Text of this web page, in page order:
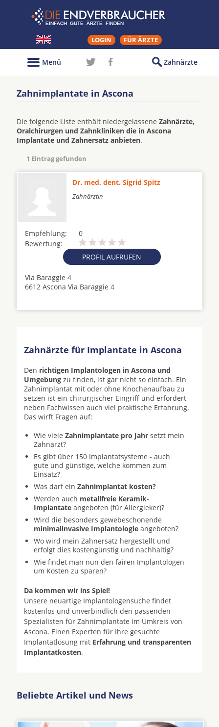
LOGIN FÜR ÄRZTE
Zahnärzte
Menü
Zahnimplantate in Ascona
Die folgende Liste enthält niedergelassene Zahnärzte,
Oralchirurgen und Zahnkliniken die in Ascona
Implantate und Zahnersatz anbieten.
1 Eintrag gefunden
Dr. med. dent. Sigrid Spitz
Zahnärztin
Empfehlung:
0
Bewertung:
PROFIL AUFRUFEN
Via Baraggie 4
6612 Ascona Via Baraggie 4
Zahnärzte für Implantate in Ascona
Den richtigen Implantologen in Ascona und
Umgebung zu finden, ist gar nicht so einfach. Ein
Zahnimplantat mit oder ohne Knochenaufbau zu
setzen ist ein chirurgischer Eingriff und erfordert
neben Fachwissen auch viel praktische Erfahrung.
Das wirft Fragen auf:
Wie viele Zahnimplantate pro Jahr setzt mein
Zahnarzt?
Es gibt über 150 Implantatsysteme - auch
gute und günstige, welche kommen zum
Einsatz?
Was darf ein Zahnimplantat kosten?
Werden auch metallfreie Keramik-
Implantate angeboten (für Allergieker)?
Wird die besonders gewebeschonende
minimalinvasive Implantologie angeboten?
Wo wird mein Zahnersatz hergestellt und
erfolgt dies kostengünstig und nachhaltig?
Wie findet man nun den fairen Implantologen
um Kosten zu sparen?
Da kommen wir ins Spiel!
Unsere neuartige Implantologensuche findet
kostenlos und unverbindlich den passenden
Spezialisten für Zahnimplantate im Umkreis von
Ascona. Einen Experten für Ihre gesuchte
Implantatlösung mit Erfahrung und transparenten
Implantatkosten.
Beliebte Artikel und News